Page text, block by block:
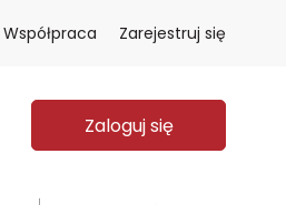
Współpraca Zarejestruj się
Zaloguj się